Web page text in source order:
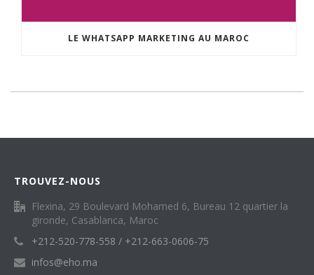
LE WHATSAPP MARKETING AU MAROC
TROUVEZ-NOUS
Flexina, 29 Boulevard Mohamed 6, Bureau 12 quartier la
gironde, Casablanca, Maroc
+212-520-778-558 / +212-663-0606-75
infos@eho.ma